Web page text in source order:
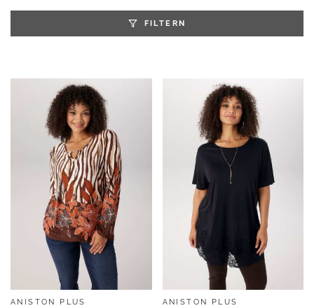
FILTERN
ANISTON PLUS ANISTON PLUS